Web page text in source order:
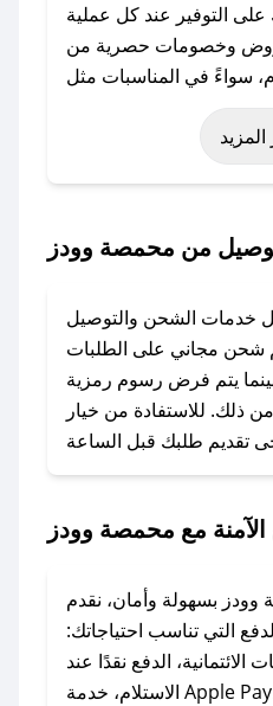
التوفير عند كل عملية
وخصومات حصرية من
سواءً في المناسبات مثل
الجمعة البيضاء (شهر
الوطني، يوم التأسيس، أو
حتى عروض خاصة أخرى.
العثور بسهولة على
أو البريد الإلكتروني
لإضافته بسرعة.
### كيفية استخدام كود خصم محمصة وودز؟
1. انسخ كود الخصم من تطبيق صحصح.
2. الصقه في خانة الدفع عند التسوق من محمصة
مع فريق دعم صحصح عبر
أو البريد الإلكتروني،
في أسرع وقت ممكن.
من محمصة وودز
خدمات الشحن والتوصيل
شحن مجاني على الطلبات
بينما يتم فرض رسوم رمزية
ذلك. للاستفادة من خيار
الآمنة مع محمصة وودز
بسهولة وأمان، نقدم
التي تناسب احتياجاتك:
الائتمانية، الدفع نقدًا عند
الاستلام، خدمة Apple Pay، بالإضافة إلى إمكانية